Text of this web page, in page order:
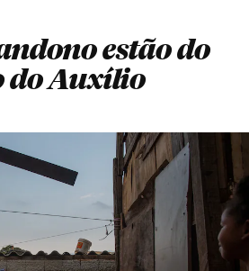
estão do
do Auxílio